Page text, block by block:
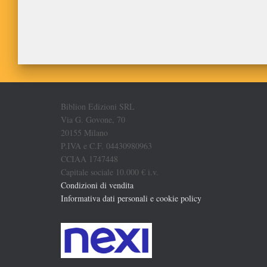
Biblion Edizioni SRL
Via G. Govone, 70
20155 Milano
P.IVA e C.F. 04430980963
CCIAA 1747448
Capitale sociale 10.000 € i.v.
Condizioni di vendita
Informativa dati personali e cookie policy